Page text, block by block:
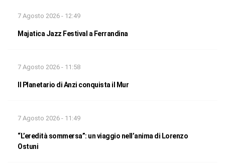
7 Agosto 2026 - 12:49
Majatica Jazz Festival a Ferrandina
7 Agosto 2026 - 11:58
Il Planetario di Anzi conquista il Mur
7 Agosto 2026 - 11:49
“L’eredità sommersa”: un viaggio nell’anima di Lorenzo
Ostuni